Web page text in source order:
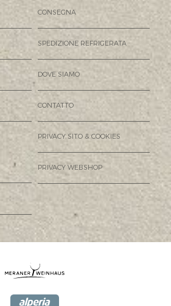
CONSEGNA
SPEDIZIONE REFRIGERATA
DOVE SIAMO
CONTATTO
PRIVACY SITO & COOKIES
PRIVACY WEBSHOP